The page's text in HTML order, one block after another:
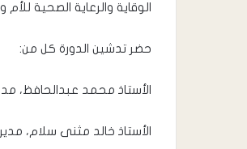
الوقاية والرعاية الصحية للأم
حضر تدشين الدورة كل من:
الأستاذ محمد عبدالحافظ،
الأستاذ خالد مثنى سلام، مدير